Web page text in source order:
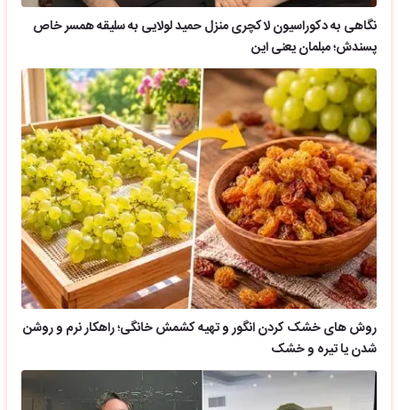
نگاهی به دکوراسیون لاکچری منزل حمید لولایی به سلیقه همسر خاص
پسندش؛ مبلمان یعنی این
روش های خشک کردن انگور و تهیه کشمش خانگی؛ راهکار نرم و روشن
شدن یا تیره و خشک